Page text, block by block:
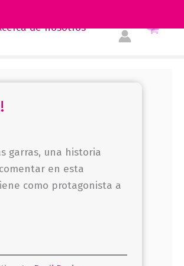
de nosotros
garras, una historia
en esta
como protagonista a